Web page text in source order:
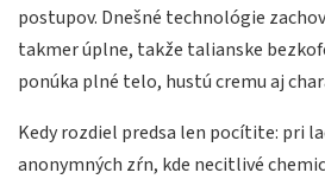
postupov. Dnešné technológie
takmer úplne, takže talianske
ponúka plné telo, hustú cremu aj
Kedy rozdiel predsa len pocítite: pri
anonymných zŕn, kde necitlivé